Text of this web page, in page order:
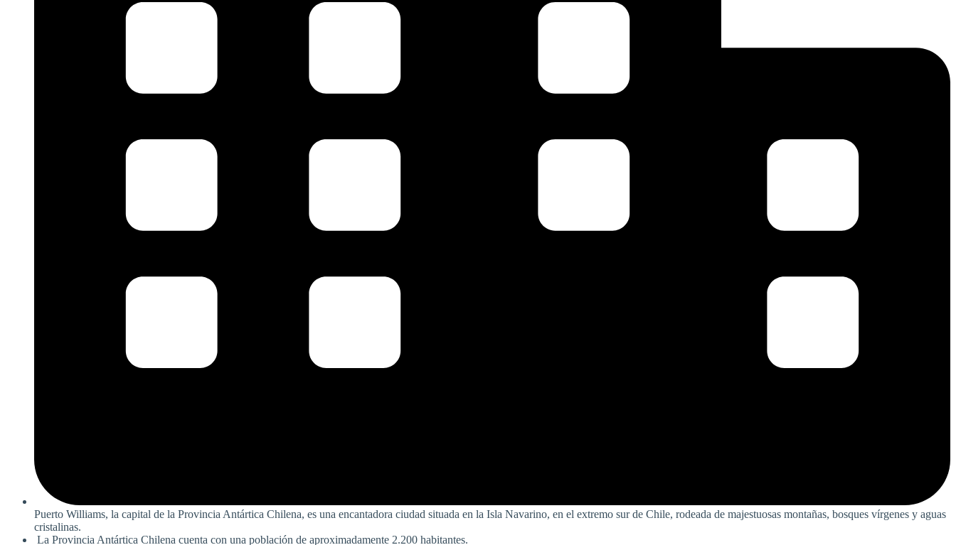
Puerto Williams, la capital de la Provincia Antártica Chilena, es una encantadora ciudad situada en la Isla Navarino, en el extremo sur de Chile, rodeada de majestuosas montañas, bosques vírgenes y aguas
cristalinas.
La Provincia Antártica Chilena cuenta con una población de aproximadamente 2.200 habitantes.